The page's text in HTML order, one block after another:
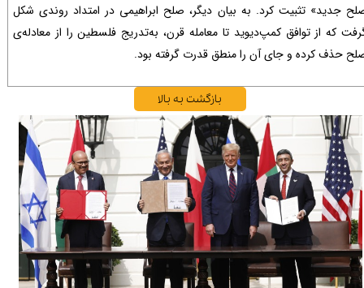
جدید» تثبیت کرد. به بیان دیگر، صلح ابراهیمی در امتداد روندی شکل
که از توافق کمپ‌دیوید تا معامله قرن، به‌تدریج فلسطین را از معادله‌ی
حذف کرده و جای آن را منطق قدرت گرفته بود.​​​​​​​​​​​​​​
بازگشت به بالا